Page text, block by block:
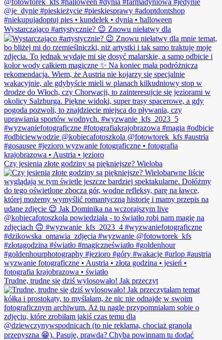
Wystarczająco #artystycznie? 😉 Znowu niełatwy dla
Czy jesienią złote godziny są piękniejsze? Wieloba
Trudne, trudne się dziś wylosowało! Jak przeczyt